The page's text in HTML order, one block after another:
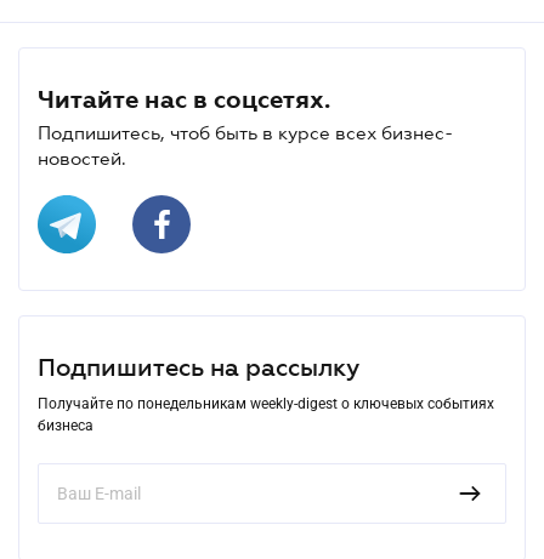
Читайте нас в соцсетях.
Подпишитесь, чтоб быть в курсе всех бизнес-
новостей.
Подпишитесь на рассылку
Получайте по понедельникам weekly-digest о ключевых событиях
бизнеса